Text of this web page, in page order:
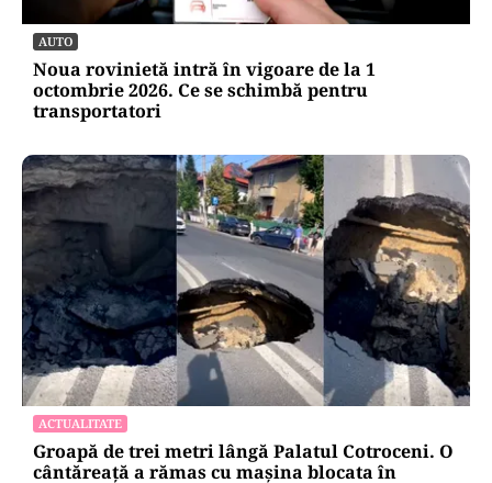
AUTO
Noua rovinietă intră în vigoare de la 1
octombrie 2026. Ce se schimbă pentru
transportatori
ACTUALITATE
Groapă de trei metri lângă Palatul Cotroceni. O
cântăreață a rămas cu mașina blocata în